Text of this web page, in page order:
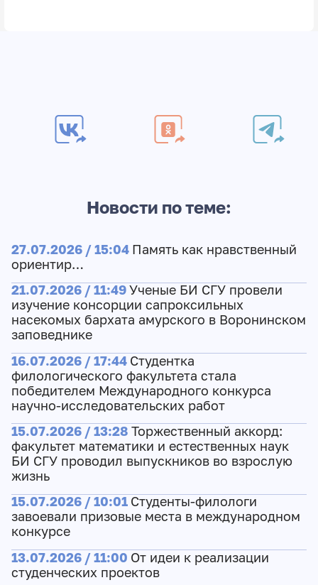
Новости по теме:
27.07.2026 / 15:04 Память как нравственный
ориентир…
21.07.2026 / 11:49Ученые БИ СГУ провели
изучение консорции сапроксильных
насекомых бархата амурского в Воронинском
заповеднике
16.07.2026 / 17:44 Студентка
филологического факультета стала
победителем Международного конкурса
научно-исследовательских работ
15.07.2026 / 13:28 Торжественный аккорд:
факультет математики и естественных наук
БИ СГУ проводил выпускников во взрослую
жизнь
15.07.2026 / 10:01 Студенты-филологи
завоевали призовые места в международном
конкурсе
13.07.2026 / 11:00 От идеи к реализации
студенческих проектов